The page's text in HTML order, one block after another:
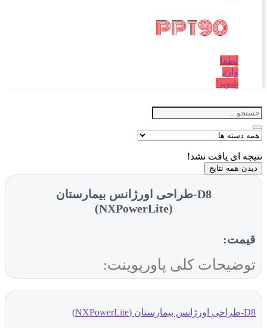
لطفا
وارد
شوید!
نتیجه ای یافت نشد!
دیدن همه نتایج
D8-طراحی اورژانس بیمارستان
(NXPowerLite)
قیمت:
توضیحات کلی پاورپوینت:
D8-طراحی اورژانس بیمارستان (NXPowerLite)